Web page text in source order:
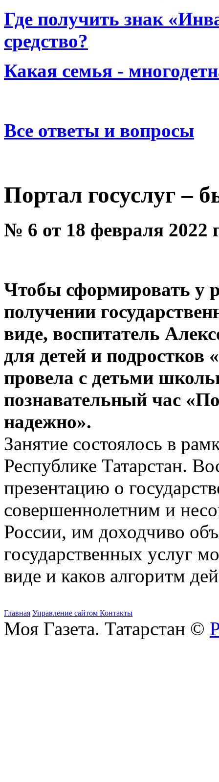
Где получить знак
средство?
Какая семья -
Все ответы и вопросы
Портал госуслуг –
№ 6 от 18 февраля 2022
Чтобы сформировать у
получении
виде, воспитатель
для детей и
провела с детьми
познавательный час
надежно».
Занятие состоялось в
Республике Татарстан.
презентацию о
совершеннолетним и
России, им доходчиво
государственных услуг
виде и каков алгоритм
Главная Управление сайтом Контакты
Моя Газета. Татарстан ©